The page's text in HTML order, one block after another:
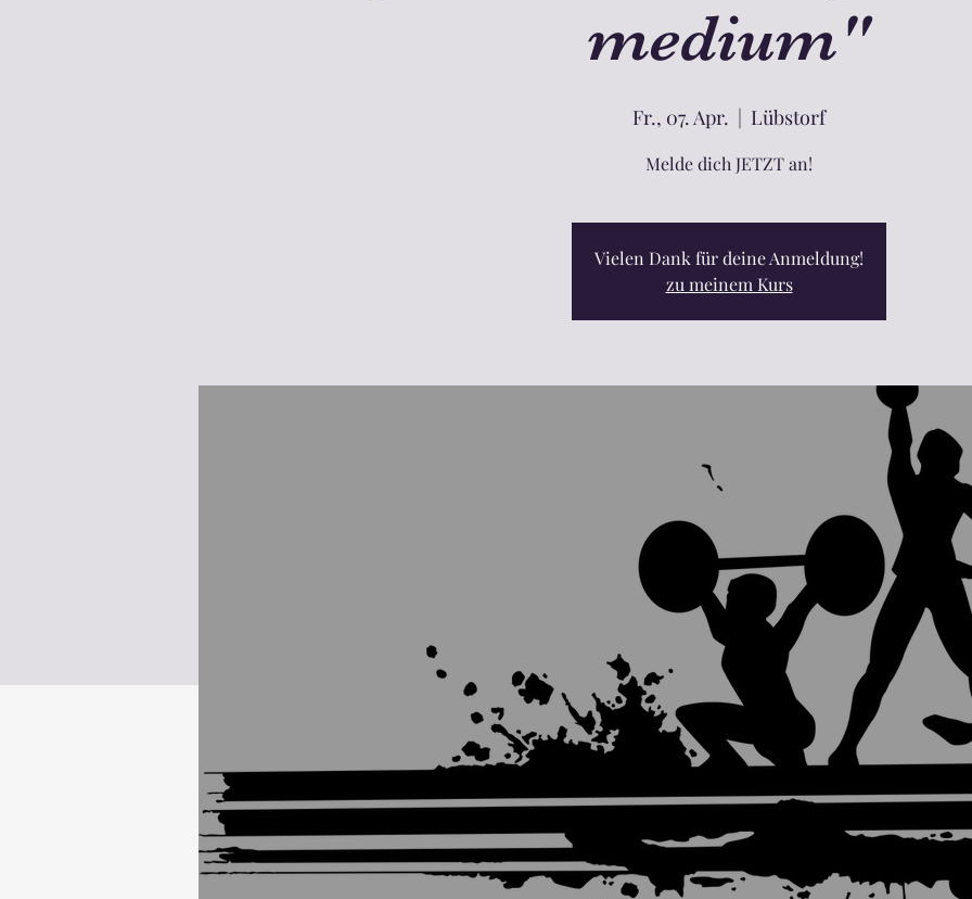
medium"
Fr., 07. Apr.
  |
Lübstorf
Melde dich JETZT an!
Vielen Dank für deine Anmeldung!
zu meinem Kurs